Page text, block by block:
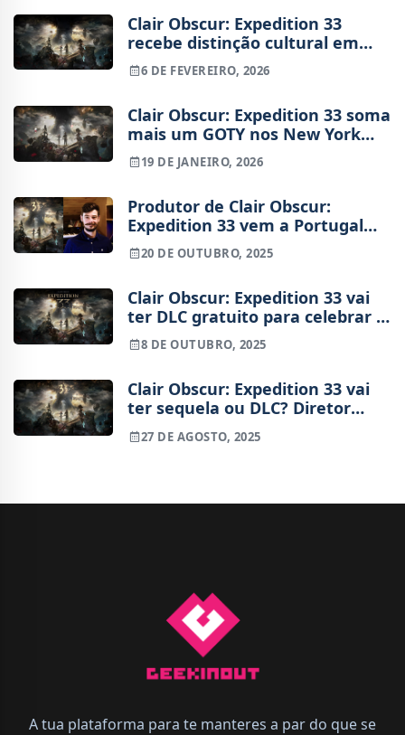
Clair Obscur: Expedition 33
recebe distinção cultural em
França
6 DE FEVEREIRO, 2026
Clair Obscur: Expedition 33 soma
mais um GOTY nos New York
Game Awards
19 DE JANEIRO, 2026
Produtor de Clair Obscur:
Expedition 33 vem a Portugal
falar sobre a importância do
som nos videojogos
20 DE OUTUBRO, 2025
Clair Obscur: Expedition 33 vai
ter DLC gratuito para celebrar 5
milhões de vendas
8 DE OUTUBRO, 2025
Clair Obscur: Expedition 33 vai
ter sequela ou DLC? Diretor
criativo comenta sobre o futuro
da série
27 DE AGOSTO, 2025
A tua plataforma para te manteres a par do que se